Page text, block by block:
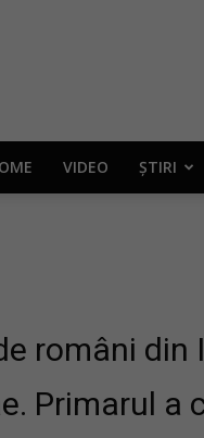
VIDEO ȘTIRI
români
Primarul a